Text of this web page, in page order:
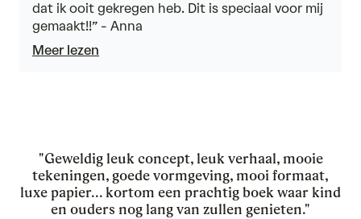
dat ik ooit gekregen heb. Dit is speciaal voor mij
gemaakt!!” - Anna
Meer lezen
"Geweldig leuk concept, leuk verhaal, mooie
tekeningen, goede vormgeving, mooi formaat,
luxe papier... kortom een prachtig boek waar kind
en ouders nog lang van zullen genieten."